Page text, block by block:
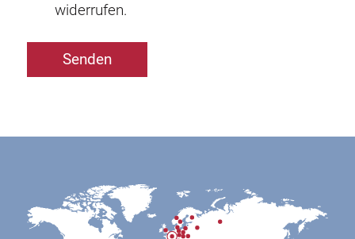
widerrufen.